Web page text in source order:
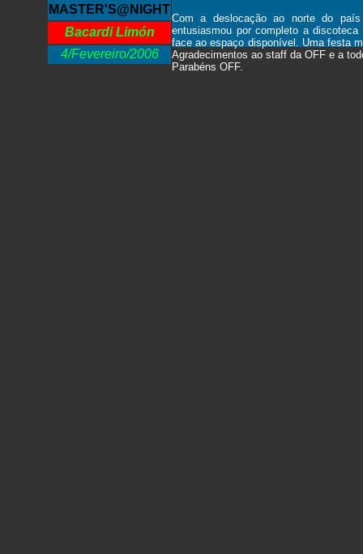
MASTER'S@NIGHT
Bacardi Limón
4/Fevereiro/2006
Com a deslocação ao norte do
entusiasmou por completo a
face ao espaço disponível. Uma festa
Agradecimentos ao staff da OFF e a
Parabéns OFF.